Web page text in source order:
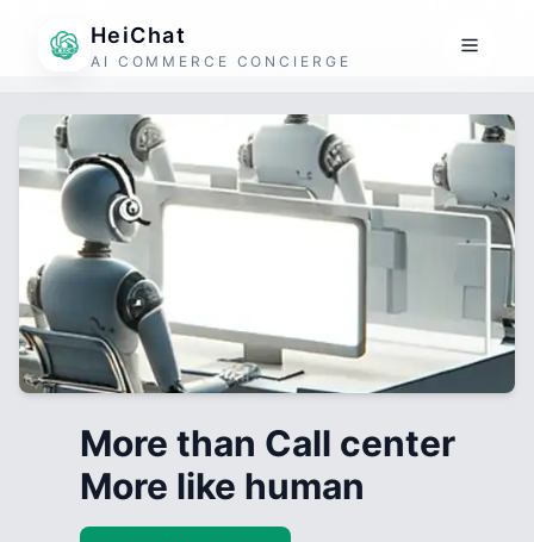
HeiChat
AI COMMERCE CONCIERGE
More than Call center
More like human